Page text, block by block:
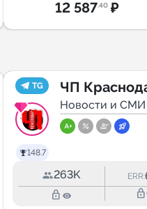
12 587.40 ₽
TG
148.7
ЧП
края 🔞
Новости и СМИ
263K ERR:
lock_outline lock_outline